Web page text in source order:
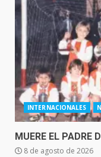
INTERNACIONALES
MUERE EL PADRE
8 de agosto de 2026